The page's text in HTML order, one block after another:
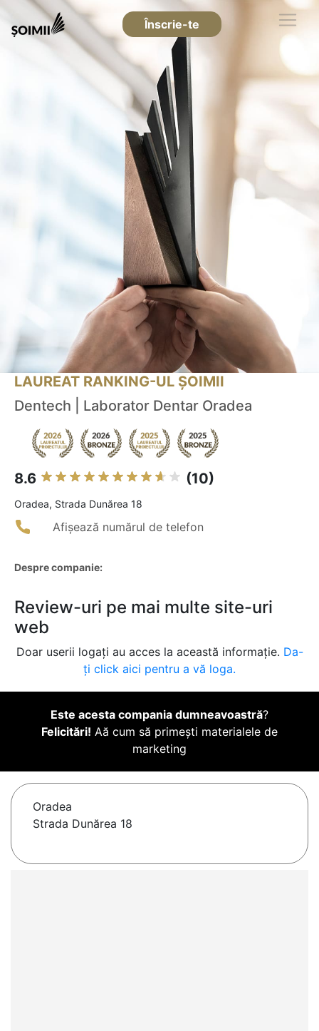
Înscrie-te
LAUREAT RANKING-UL ȘOIMII
Dentech | Laborator Dentar Oradea
8.6 (10)
Oradea, Strada Dunărea 18
Afișează numărul de telefon
Despre companie:
Review-uri pe mai multe site-uri
web
Doar userii logați au acces la această informație. Da-
ți click aici pentru a vă loga.
Este acesta compania dumneavoastră?
Felicitări! Aă cum să primești materialele de
marketing
Oradea
Strada Dunărea 18